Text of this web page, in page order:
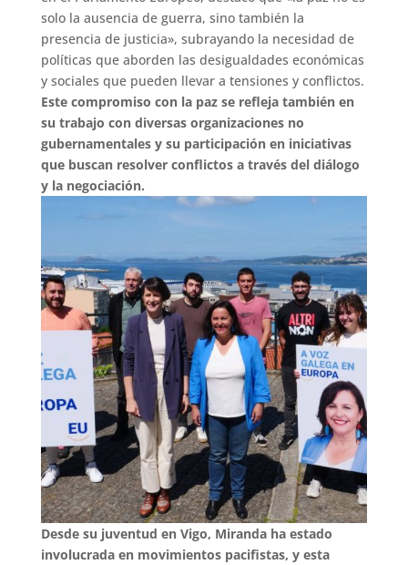
solo la ausencia de guerra, sino también la
presencia de justicia», subrayando la necesidad de
políticas que aborden las desigualdades económicas
y sociales que pueden llevar a tensiones y conflictos.
Este compromiso con la paz se refleja también en
su trabajo con diversas organizaciones no
gubernamentales y su participación en iniciativas
que buscan resolver conflictos a través del diálogo
y la negociación.
Desde su juventud en Vigo, Miranda ha estado
involucrada en movimientos pacifistas, y esta